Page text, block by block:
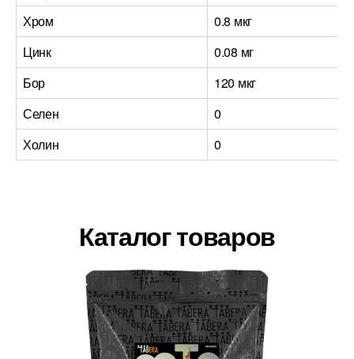
Хром
0.8 мкг
Цинк
0.08 мг
Бор
120 мкг
Селен
0
Холин
0
Каталог товаров